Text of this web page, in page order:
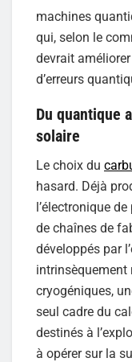
machines
qui, selon le
devrait
d’erreurs
Du quantique
solaire
Le choix du
hasard. Déjà
l’électronique
de chaînes de
développés par
intrinsèquement
cryogéniques,
seul cadre du
destinés à
à opérer sur la